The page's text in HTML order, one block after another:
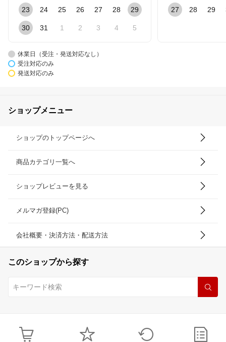
23 24 25 26 27 28 29
30 31 1 2 3 4 5
27 28 29
休業日（受注・発送対応なし）
受注対応のみ
発送対応のみ
ショップメニュー
ショップのトップページへ
商品カテゴリ一覧へ
ショップレビューを見る
メルマガ登録(PC)
会社概要・決済方法・配送方法
このショップから探す